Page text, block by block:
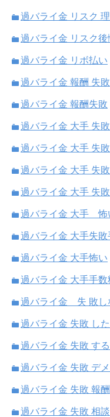
過バライ金 リスク
過バライ金 リスク後
過バライ金 リボ払い
過バライ金 報酬 失敗
過バライ金 報酬失敗
過バライ金 大手 失
過バライ金 大手 失
過バライ金 大手 失
過バライ金 大手 失
過バライ金 大手 怖
過バライ金 大手失敗
過バライ金 大手怖い
過バライ金 大手手
過バライ金 失 敗し
過バライ金 失敗 し
過バライ金 失敗 す
過バライ金 失敗 デ
過バライ金 失敗 報酬
過バライ金 失敗 相談